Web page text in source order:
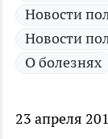
Новости
Новости
О болезнях
23 апреля